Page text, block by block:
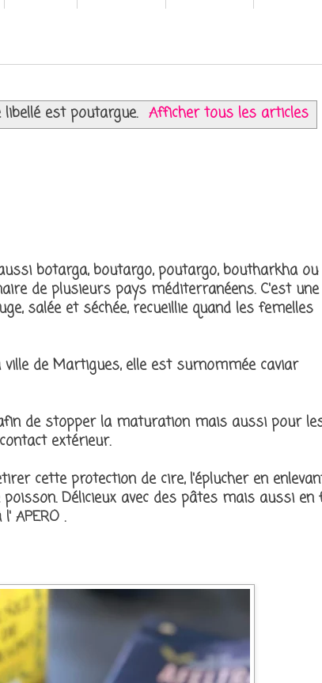
est poutargue. Afficher tous les articles
botarga, boutargo, poutargo, boutharkha ou
de plusieurs pays méditerranéens. C'est une
salée et séchée, recueillie quand les femelles
ville de Martigues, elle est surnommée caviar
de stopper la maturation mais aussi pour
extérieur.
cette protection de cire, l'éplucher en
Délicieux avec des pâtes mais aussi en
APERO .